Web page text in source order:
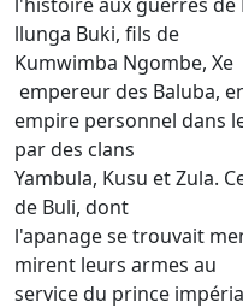
llunga Buki, fils de
Kumwimba Ngombe, Xe
empereur des Baluba,
empire personnel dans
par des clans
Yambula, Kusu et Zula.
de Buli, dont
l'apanage se trouvait
mirent leurs armes au
service du prince